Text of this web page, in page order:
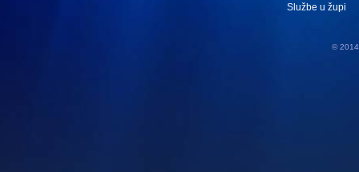
Službe u župi
© 2014